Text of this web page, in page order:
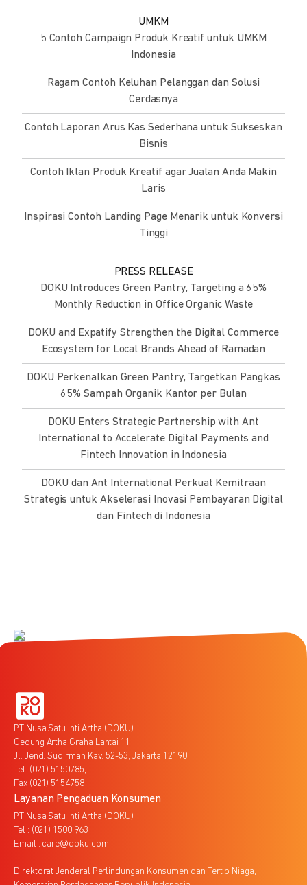
UMKM
5 Contoh Campaign Produk Kreatif untuk UMKM
Indonesia
Ragam Contoh Keluhan Pelanggan dan Solusi
Cerdasnya
Contoh Laporan Arus Kas Sederhana untuk Sukseskan
Bisnis
Contoh Iklan Produk Kreatif agar Jualan Anda Makin
Laris
Inspirasi Contoh Landing Page Menarik untuk Konversi
Tinggi
PRESS RELEASE
DOKU Introduces Green Pantry, Targeting a 65%
Monthly Reduction in Office Organic Waste
DOKU and Expatify Strengthen the Digital Commerce
Ecosystem for Local Brands Ahead of Ramadan
DOKU Perkenalkan Green Pantry, Targetkan Pangkas
65% Sampah Organik Kantor per Bulan
DOKU Enters Strategic Partnership with Ant
International to Accelerate Digital Payments and
Fintech Innovation in Indonesia
DOKU dan Ant International Perkuat Kemitraan
Strategis untuk Akselerasi Inovasi Pembayaran Digital
dan Fintech di Indonesia
PT Nusa Satu Inti Artha (DOKU)
Gedung Artha Graha Lantai 11
Jl. Jend. Sudirman Kav. 52-53, Jakarta 12190
Tel. (021) 5150785,
Fax (021) 5154758
Layanan Pengaduan Konsumen
PT Nusa Satu Inti Artha (DOKU)
Tel : (021) 1500 963
Email : care@doku.com
Direktorat Jenderal Perlindungan Konsumen dan Tertib Niaga,